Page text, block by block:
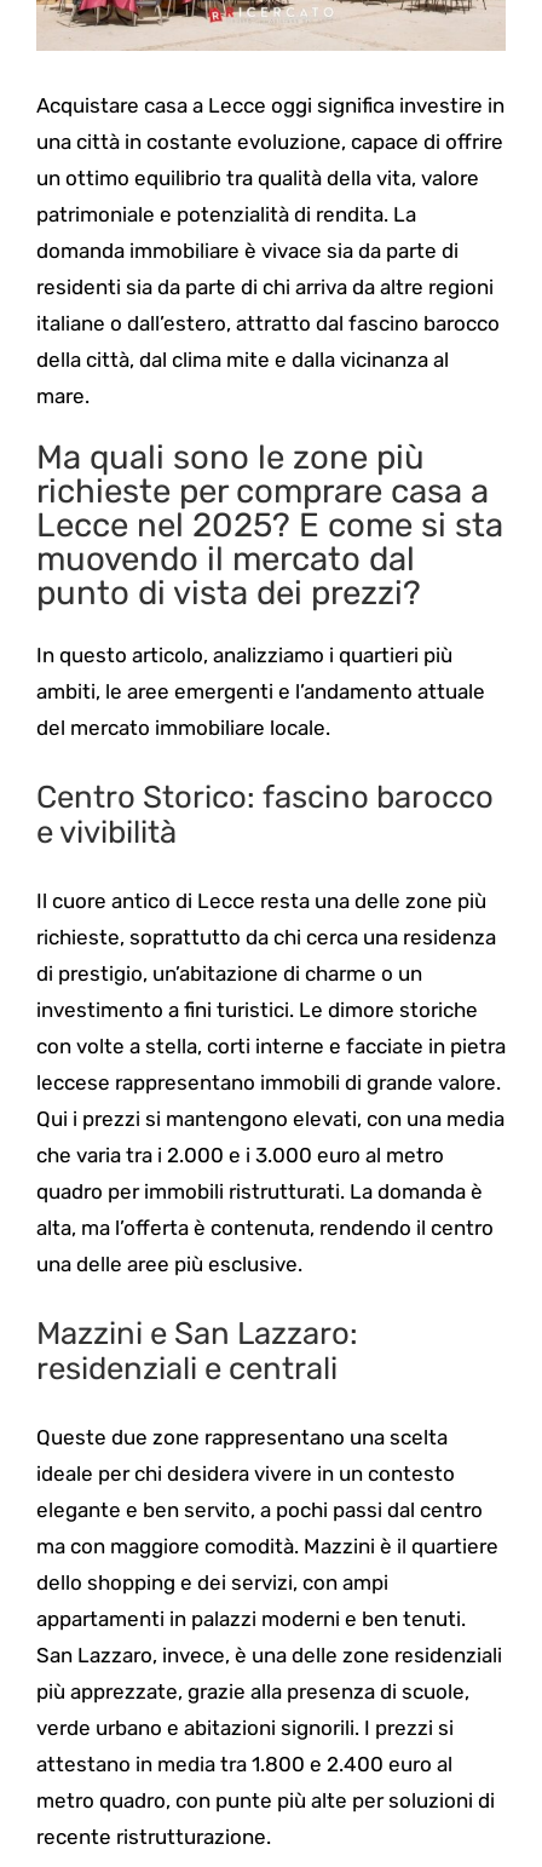
Acquistare casa a Lecce oggi significa investire in
una città in costante evoluzione, capace di offrire
un ottimo equilibrio tra qualità della vita, valore
patrimoniale e potenzialità di rendita. La
domanda immobiliare è vivace sia da parte di
residenti sia da parte di chi arriva da altre regioni
italiane o dall’estero, attratto dal fascino barocco
della città, dal clima mite e dalla vicinanza al
mare.
Ma quali sono le zone più
richieste per comprare casa a
Lecce nel 2025? E come si sta
muovendo il mercato dal
punto di vista dei prezzi?
In questo articolo, analizziamo i quartieri più
ambiti, le aree emergenti e l’andamento attuale
del mercato immobiliare locale.
Centro Storico: fascino barocco
e vivibilità
Il cuore antico di Lecce resta una delle zone più
richieste, soprattutto da chi cerca una residenza
di prestigio, un’abitazione di charme o un
investimento a fini turistici. Le dimore storiche
con volte a stella, corti interne e facciate in pietra
leccese rappresentano immobili di grande valore.
Qui i prezzi si mantengono elevati, con una media
che varia tra i 2.000 e i 3.000 euro al metro
quadro per immobili ristrutturati. La domanda è
alta, ma l’offerta è contenuta, rendendo il centro
una delle aree più esclusive.
Mazzini e San Lazzaro:
residenziali e centrali
Queste due zone rappresentano una scelta
ideale per chi desidera vivere in un contesto
elegante e ben servito, a pochi passi dal centro
ma con maggiore comodità. Mazzini è il quartiere
dello shopping e dei servizi, con ampi
appartamenti in palazzi moderni e ben tenuti.
San Lazzaro, invece, è una delle zone residenziali
più apprezzate, grazie alla presenza di scuole,
verde urbano e abitazioni signorili. I prezzi si
attestano in media tra 1.800 e 2.400 euro al
metro quadro, con punte più alte per soluzioni di
recente ristrutturazione.